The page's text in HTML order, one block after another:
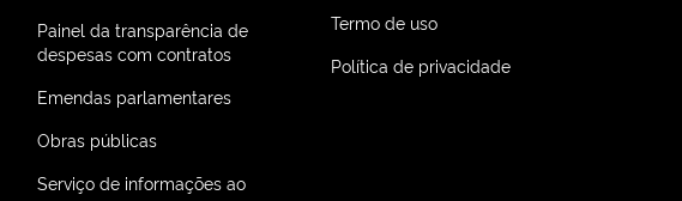
Painel da transparência de
despesas com contratos
Emendas parlamentares
Obras públicas
Serviço de informações ao
Termo de uso
Política de privacidade